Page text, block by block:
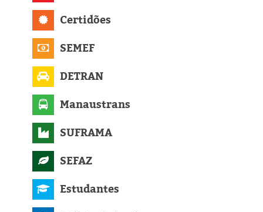
Certidões
SEMEF
DETRAN
Manaustrans
SUFRAMA
SEFAZ
Estudantes